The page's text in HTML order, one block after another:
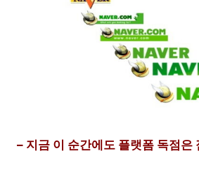
– 지금 이 순간에도 플랫폼 독점은